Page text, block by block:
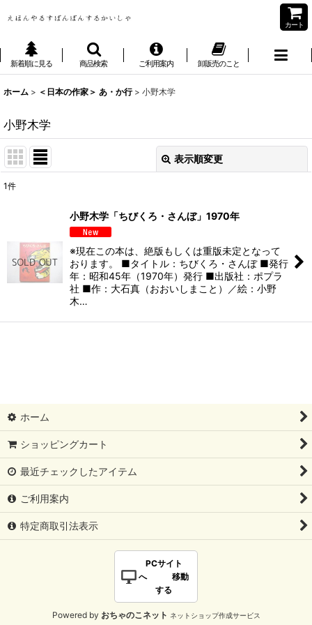
カート
新着順に見る 商品検索 ご利用案内 卸販売のこと
ホーム > ＜日本の作家＞ あ・か行 > 小野木学
小野木学
表示順変更
絞り込む
1件
小野木学「ちびくろ・さんぼ」1970年
※現在この本は、絶版もしくは重版未定となって
おります。 ■タイトル：ちびくろ・さんぼ ■発行
年：昭和45年（1970年）発行 ■出版社：ポプラ
社 ■作：大石真（おおいしまこと）／絵：小野
木…
ホーム
ショッピングカート
最近チェックしたアイテム
ご利用案内
特定商取引法表示
PCサイト
へ 移動
する
Powered by おちゃのこネット ネットショップ作成サービス